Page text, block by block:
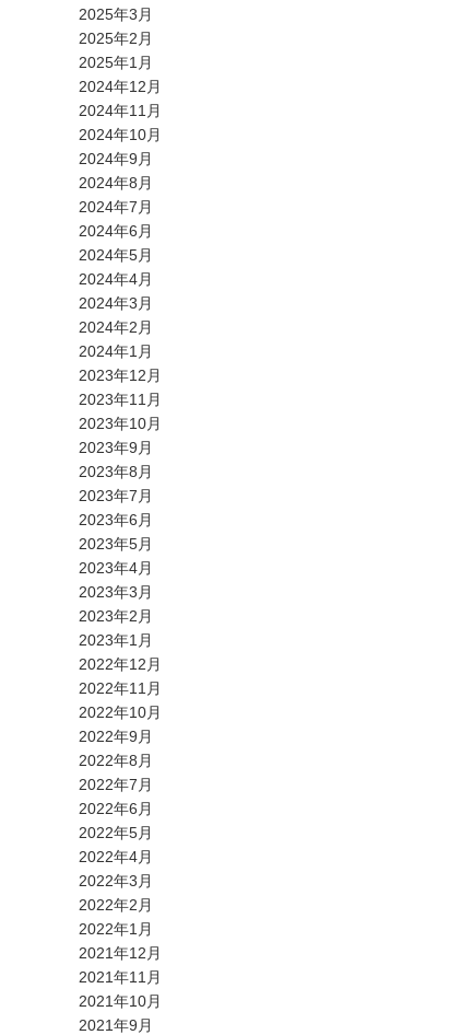
2025年3月
2025年2月
2025年1月
2024年12月
2024年11月
2024年10月
2024年9月
2024年8月
2024年7月
2024年6月
2024年5月
2024年4月
2024年3月
2024年2月
2024年1月
2023年12月
2023年11月
2023年10月
2023年9月
2023年8月
2023年7月
2023年6月
2023年5月
2023年4月
2023年3月
2023年2月
2023年1月
2022年12月
2022年11月
2022年10月
2022年9月
2022年8月
2022年7月
2022年6月
2022年5月
2022年4月
2022年3月
2022年2月
2022年1月
2021年12月
2021年11月
2021年10月
2021年9月